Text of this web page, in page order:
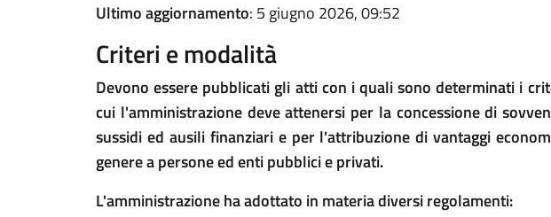
Ultimo aggiornamento: 5 giugno 2026, 09:52
Criteri e modalità
Devono essere pubblicati gli atti con i quali sono determinati i
cui l'amministrazione deve attenersi per la concessione di
sussidi ed ausili finanziari e per l'attribuzione di vantaggi
genere a persone ed enti pubblici e privati.
L'amministrazione ha adottato in materia diversi regolamenti: